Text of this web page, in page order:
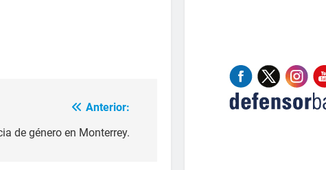
Anterior:
de género en Monterrey.